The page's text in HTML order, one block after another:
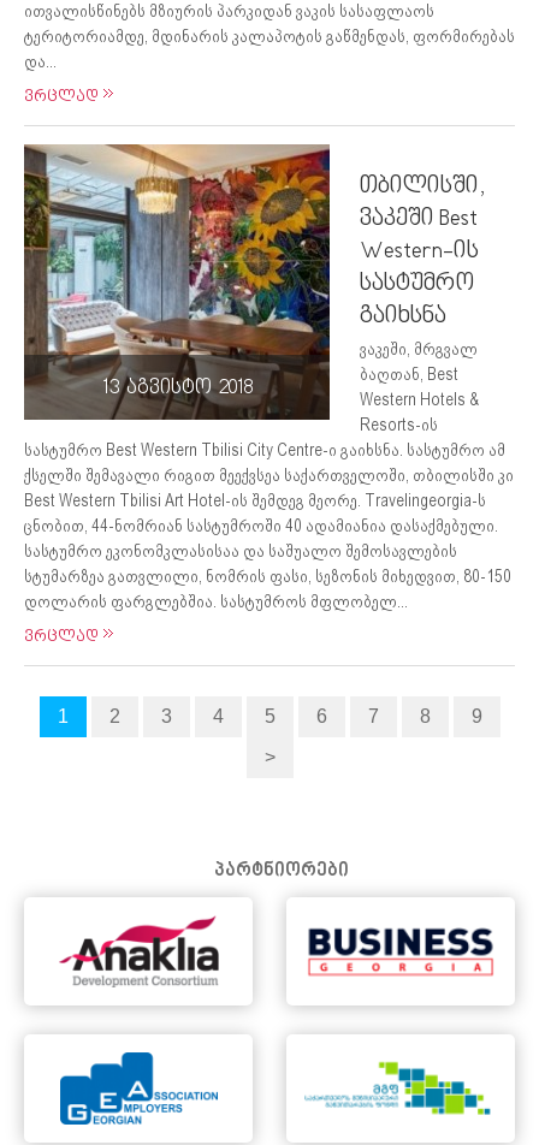
ითვალისწინებს მზიურის პარკიდან ვაკის სასაფლაოს
ტერიტორიამდე, მდინარის კალაპოტის გაწმენდას, ფორმირებას
და...
ვრცლად
13 აგვისტო 2018
თბილისში,
ვაკეში Best
Western-ის
სასტუმრო
გაიხსნა
ვაკეში, მრგვალ
ბაღთან, Best
Western Hotels &
Resorts-ის
სასტუმრო Best Western Tbilisi City Centre-ი გაიხსნა. სასტუმრო ამ
ქსელში შემავალი რიგით მეექვსეა საქართველოში, თბილისში კი
Best Western Tbilisi Art Hotel-ის შემდეგ მეორე. Travelingeorgia-ს
ცნობით, 44-ნომრიან სასტუმროში 40 ადამიანია დასაქმებული.
სასტუმრო ეკონომკლასისაა და საშუალო შემოსავლების
სტუმარზეა გათვლილი, ნომრის ფასი, სეზონის მიხედვით, 80-150
დოლარის ფარგლებშია. სასტუმროს მფლობელ...
ვრცლად
1 2 3 4 5 6 7 8
9
>
პარტნიორები